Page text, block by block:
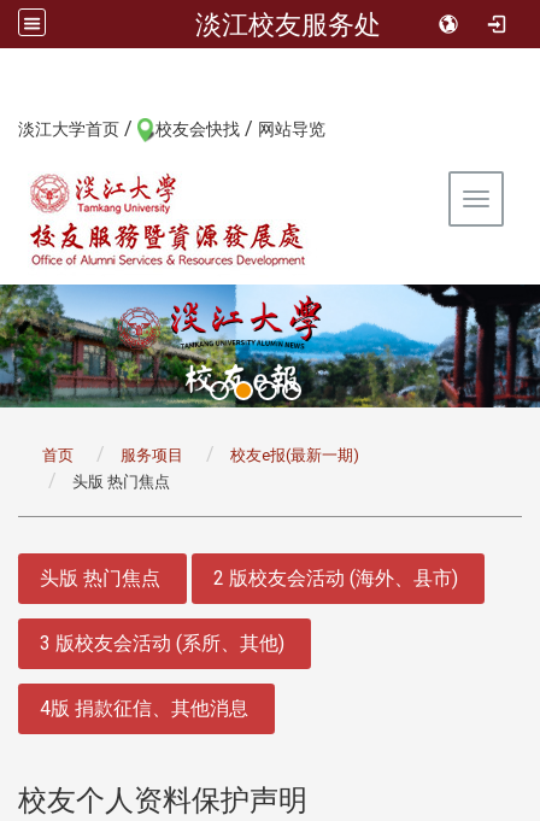
淡江校友服务处
淡江大学首页 / 校友会快找 / 网站导览
Toggle
首页 服务项目
校友e报(最新一期)
头版 热门焦点
头版 热门焦点 2 版校友会活动 (海外、县市)
3 版校友会活动 (系所、其他)
4版 捐款征信、其他消息
校友个人资料保护声明